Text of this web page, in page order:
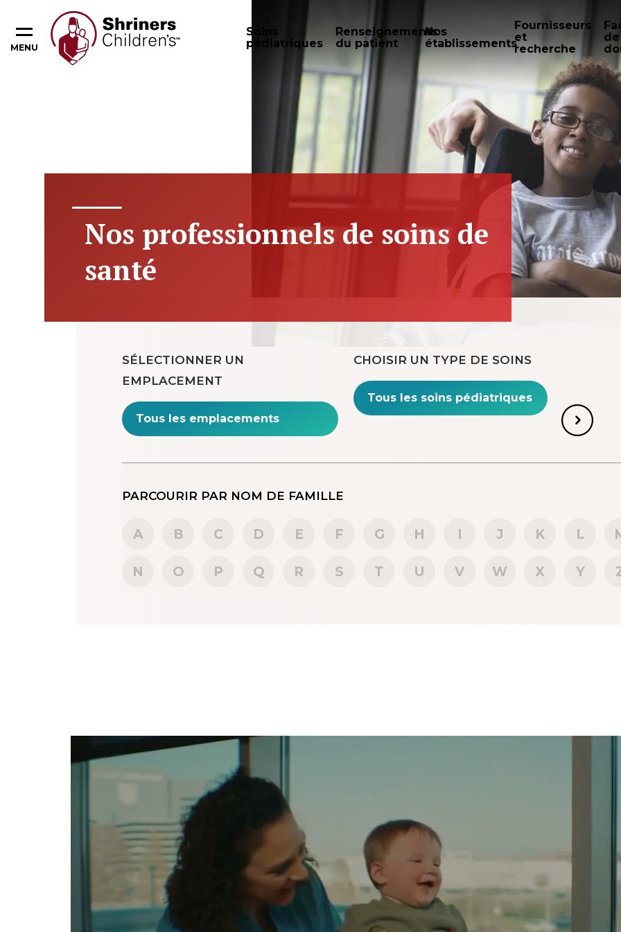
MENU
Soins
pédiatriques
Renseignements
du patient
Nos
établissements
Fournisseurs
et
recherche
de
Nos professionnels de soins de
santé
SÉLECTIONNER UN
EMPLACEMENT
CHOISIR UN TYPE DE SOINS
PARCOURIR PAR NOM DE FAMILLE
A B C D E F G H I J K L
N O P Q R S T U V W X Y